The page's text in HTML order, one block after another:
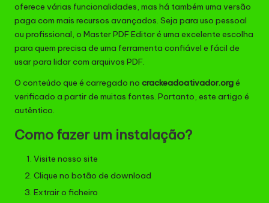
oferece várias funcionalidades, mas há também uma versão
paga com mais recursos avançados. Seja para uso pessoal
ou profissional, o Master PDF Editor é uma excelente escolha
para quem precisa de uma ferramenta confiável e fácil de
usar para lidar com arquivos PDF.
O conteúdo que é carregado no crackeadoativador.orgé
verificado a partir de muitas fontes. Portanto, este artigo é
autêntico.
Como fazer um instalação?
Visite nosso site
Clique no botão de download
Extrair o ficheiro